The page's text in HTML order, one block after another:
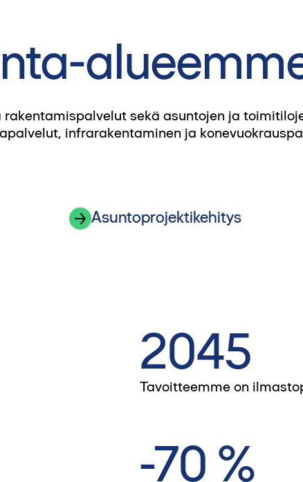
sekä asuntojen ja
infrarakentaminen ja
Asuntoprojektikehitys
2045
Tavoitteemme on
-70 %